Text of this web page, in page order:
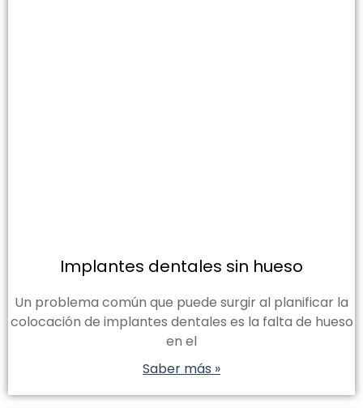
Implantes dentales sin hueso
Un problema común que puede surgir al planificar la
colocación de implantes dentales es la falta de hueso
en el
Saber más »